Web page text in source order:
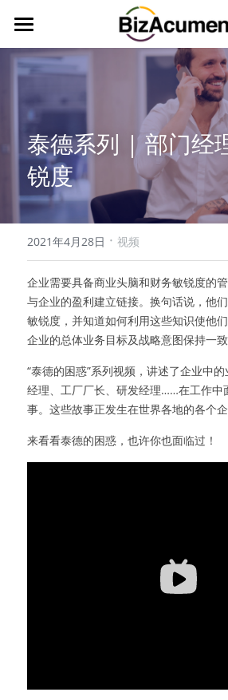
首页
商业洞察与财务智慧
资源中心
联系我们
021-55123277
泰德系列 | 部门经
锐度
2021年4月28日 · 视频
企业需要具备商业头脑和财务敏锐度的
与企业的盈利建立链接。换句话说，他
敏锐度，并知道如何利用这些知识使他
企业的总体业务目标及战略意图保持一致
“泰德的困惑”系列视频，讲述了企业中
经理、工厂厂长、研发经理……在工作中
事。这些故事正发生在世界各地的各个
来看看泰德的困惑，也许你也面临过！